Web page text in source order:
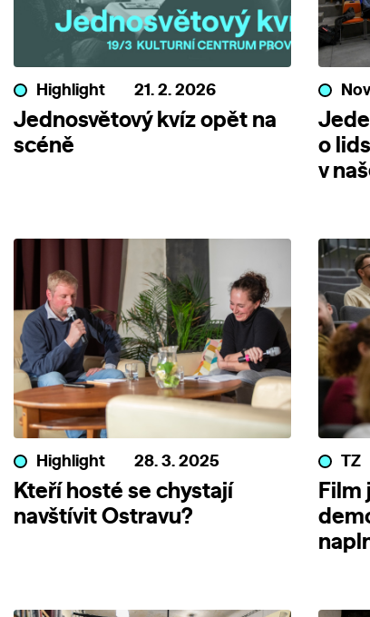
Highlight 21. 2. 2026
Jednosvětový kvíz opět na
scéně
o
v
Highlight 28. 3. 2025
Kteří hosté se chystají
navštívit Ostravu?
TZ
Film